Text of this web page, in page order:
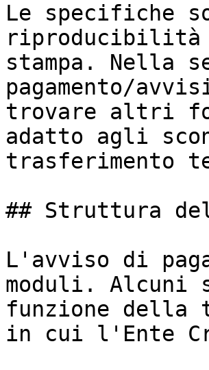
Le specifiche
riproducibilità
stampa. Nella
pagamento/
trovare altri
adatto agli
trasferimento
## Struttura
L'avviso di
moduli.
funzione della
in cui l'Ente